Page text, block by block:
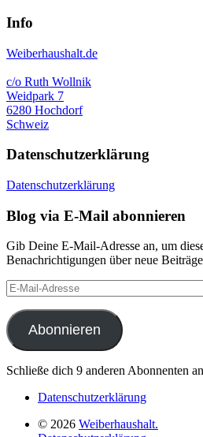
Info
Weiberhaushalt.de
c/o Ruth Wollnik
Weidpark 7
6280 Hochdorf
Schweiz
Datenschutzerklärung
Datenschutzerklärung
Blog via E-Mail abonnieren
Gib Deine E-Mail-Adresse an, um
Benachrichtigungen über neue
E-
Mail-
Adresse
Abonnieren
Schließe dich 9 anderen Abonnenten an
Datenschutzerklärung
© 2026 Weiberhaushalt.